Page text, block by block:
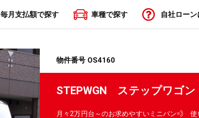
毎月支払額で探す 車種で探す 自社ローン
物件番号 OS4160
STEPWGN ステップワゴ
月々2万円台～のお求めやすいミニバン💨 使